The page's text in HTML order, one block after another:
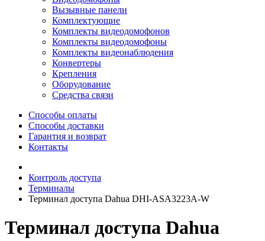
Вызывные панели
Комплектующие
Комплекты видеодомофонов
Комплекты видеодомофоны
Комплекты видеонаблюдения
Конвертеры
Крепления
Оборудование
Средства связи
Способы оплаты
Способы доставки
Гарантия и возврат
Контакты
Контроль доступа
Терминалы
Терминал доступа Dahua DHI-ASA3223A-W
Терминал доступа Dahua